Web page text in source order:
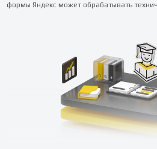
формы Яндекс может обрабатывать